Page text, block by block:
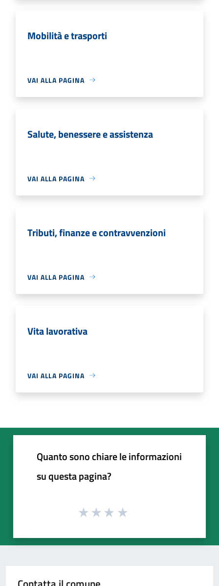
Mobilità e trasporti
VAI ALLA PAGINA
Salute, benessere e assistenza
VAI ALLA PAGINA
Tributi, finanze e contravvenzioni
VAI ALLA PAGINA
Vita lavorativa
VAI ALLA PAGINA
Quanto sono chiare le informazioni
su questa pagina?